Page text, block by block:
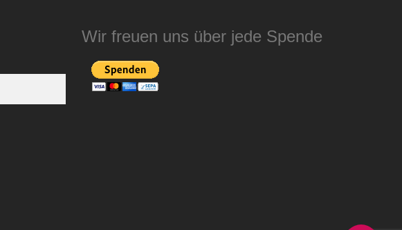
Wir freuen uns über jede Spende